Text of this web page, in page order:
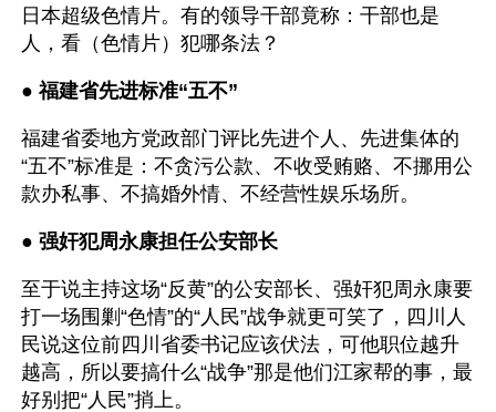
日本超级色情片。有的领导干部竟称：干部也是
人，看（色情片）犯哪条法？
● 福建省先进标准“五不”
福建省委地方党政部门评比先进个人、先进集体的
“五不”标准是：不贪污公款、不收受贿赂、不挪用公
款办私事、不搞婚外情、不经营性娱乐场所。
● 强奸犯周永康担任公安部长
至于说主持这场“反黄”的公安部长、强奸犯周永康要
打一场围剿“色情”的“人民”战争就更可笑了，四川人
民说这位前四川省委书记应该伏法，可他职位越升
越高，所以要搞什么“战争”那是他们江家帮的事，最
好别把“人民”捎上。